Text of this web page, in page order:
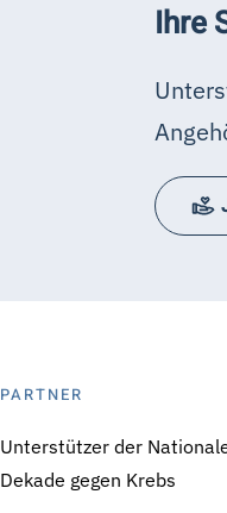
Ihre
PARTNER
Unterstützer der
Dekade gegen Krebs